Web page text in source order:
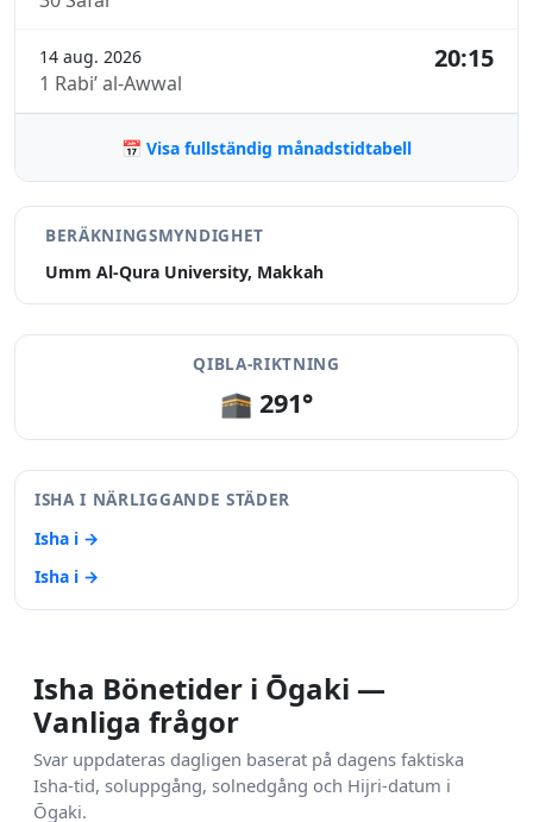
14 aug. 2026
1 Rabi’ al-Awwal
20:15
📅 Visa fullständig månadstidtabell
BERÄKNINGSMYNDIGHET
Umm Al-Qura University, Makkah
QIBLA-RIKTNING
🕋 291°
ISHA I NÄRLIGGANDE STÄDER
Isha i →
Isha i →
Isha Bönetider i Ōgaki —
Vanliga frågor
Svar uppdateras dagligen baserat på dagens faktiska
Isha-tid, soluppgång, solnedgång och Hijri-datum i
Ōgaki.